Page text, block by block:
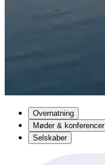
Overnatning
Møder & konferencer
Selskaber